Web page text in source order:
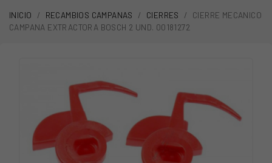
INICIO RECAMBIOS CAMPANAS CIERRES
CIERRE MECANICO
CAMPANA EXTRACTORA BOSCH 2 UND. 00181272